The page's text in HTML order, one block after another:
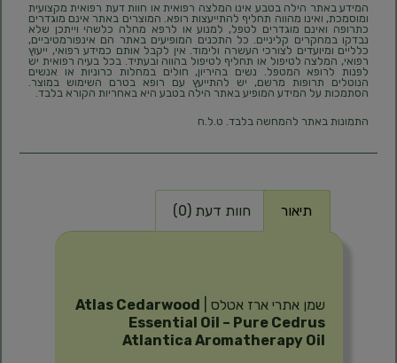
המידע באתר הילה בטבע אינו המלצה רפואית או חוות דעת רפואית מקצועית
ומוסמכת, ואינו מהווה תחליף להתייעצות רופא. המוצרים באתר אינם מוגדרים
כתרופה ואינם מוגדרים לטפל, למנוע או לרפא מחלה כלשהי וייתכן שלא
נבדקו במחקרים קליניים. כל התכנים המופיעים באתר הם אינפורמטיביים,
כלליים ומיועדים לצורכי העשרה ולימוד. אין לקבל אותם כמידע רפואי, ייעוץ
רפואי, המלצה לטיפול או תחליף לטיפול בהווה ובעתיד. בכל בעיה רפואית יש
לפנות לרופא המטפל. נשים בהיריון, חולים במחלות כרוניות או אנשים
הנוטלים תרופות מרשם, יש להתייעץ עם רופא בטרם השימוש במוצר.
הסתמכות על המידע המופיע באתר הילה בטבע היא באחריות הקורא בלבד.
התמונות באתר להמחשה בלבד. ט.ל.ח
תיאור חוות דעת (0)
שמן אתרי ארז אטלס |
Atlas Cedarwood
Essential Oil – Pure Cedrus
Atlantica Aromatherapy Oil